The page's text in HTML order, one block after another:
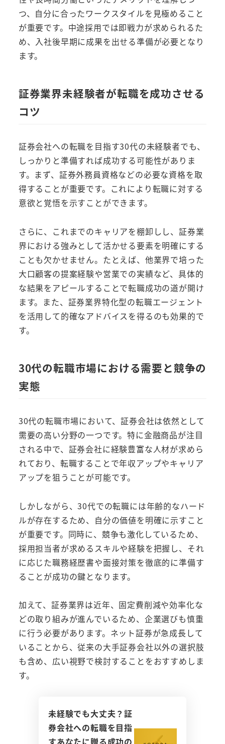
つ、自分に合ったワークスタイルを見極めること
が重要です。中途採用では即戦力が求められるた
め、入社後早期に成果を出せる準備が必要となり
ます。
証券業界未経験者が転職を成功させる
コツ
証券会社への転職を目指す30代の未経験者でも、
しっかりと準備すれば成功する可能性がありま
す。まず、証券外務員資格などの必要な資格を取
得することが重要です。これにより転職に対する
意欲と覚悟を示すことができます。
さらに、これまでのキャリアを棚卸しし、証券業
界における強みとして活かせる要素を明確にする
ことも欠かせません。たとえば、他業界で培った
大口顧客の提案経験や営業での実績など、具体的
な結果をアピールすることで転職成功の道が開け
ます。また、証券業界特化型の転職エージェント
を活用して的確なアドバイスを得るのも効果的で
す。
30代の転職市場における需要と競争の
実態
30代の転職市場において、証券会社は依然として
需要の高い分野の一つです。特に金融商品が注目
される中で、証券会社に経験豊富な人材が求めら
れており、転職することで年収アップやキャリア
アップを狙うことが可能です。
しかしながら、30代での転職には年齢的なハード
ルが存在するため、自分の価値を明確に示すこと
が重要です。同時に、競争も激化しているため、
採用担当者が求めるスキルや経験を把握し、それ
に応じた職務経歴書や面接対策を徹底的に準備す
ることが成功の鍵となります。
加えて、証券業界は近年、固定費削減や効率化な
どの取り組みが進んでいるため、企業選びも慎重
に行う必要があります。ネット証券が急成長して
いることから、従来の大手証券会社以外の選択肢
も含め、広い視野で検討することをおすすめしま
す。
未経験でも大丈夫？証
券会社への転職を目指